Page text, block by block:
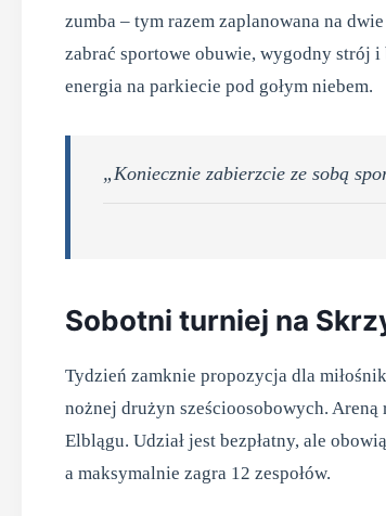
zumba – tym razem zaplanowana na
zabrać sportowe obuwie, wygodny strój
energia na parkiecie pod gołym niebem.
„Koniecznie zabierzcie ze sobą
Sobotni turniej na
Tydzień zamknie propozycja dla
nożnej drużyn sześcioosobowych.
Elblągu. Udział jest bezpłatny, ale
a maksymalnie zagra 12 zespołów.